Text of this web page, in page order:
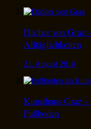
Dächer von Graz
Alltäglichkeiten
21. August 2014
Kunsthaus Graz
Fußboden